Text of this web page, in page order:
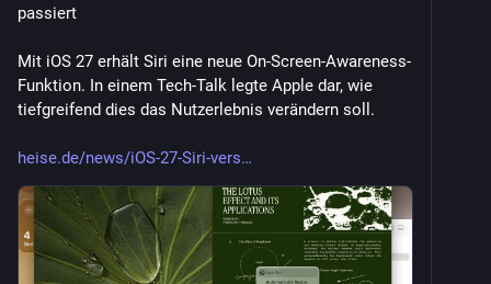
passiert
Mit iOS 27 erhält Siri eine neue On-Screen-Awareness-
Funktion. In einem Tech-Talk legte Apple dar, wie
tiefgreifend dies das Nutzerlebnis verändern soll.
heise.de/news/iOS-27-Siri-vers